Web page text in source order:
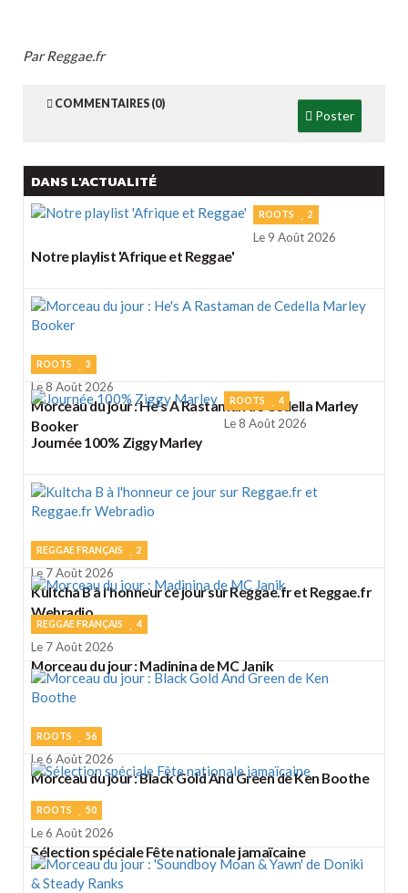
Par Reggae.fr
COMMENTAIRES (0)
Poster
DANS L'ACTUALITÉ
ROOTS 2
Le 9 Août 2026
Notre playlist 'Afrique et Reggae'
ROOTS 3
Le 8 Août 2026
Morceau du jour : He's A Rastaman de Cedella Marley
Booker
ROOTS 4
Le 8 Août 2026
Journée 100% Ziggy Marley
REGGAE FRANÇAIS 2
Le 7 Août 2026
Kultcha B à l'honneur ce jour sur Reggae.fr et Reggae.fr
Webradio
REGGAE FRANÇAIS 4
Le 7 Août 2026
Morceau du jour : Madinina de MC Janik
ROOTS 56
Le 6 Août 2026
Morceau du jour : Black Gold And Green de Ken Boothe
ROOTS 50
Le 6 Août 2026
Sélection spéciale Fête nationale jamaïcaine